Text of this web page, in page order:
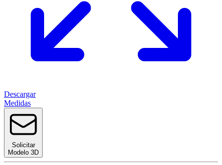
Descargar
Medidas
Solicitar
Modelo 3D